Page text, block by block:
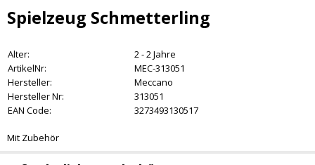
Spielzeug Schmetterling
Alter:
2 - 2 Jahre
ArtikelNr:
MEC-313051
Hersteller:
Meccano
Hersteller Nr:
313051
EAN Code:
3273493130517
Mit Zubehör